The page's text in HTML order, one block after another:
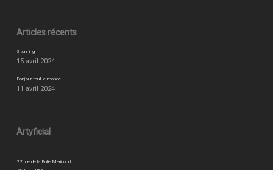
Articles récents
Stunning
15 avril 2024
Bonjour tout le monde !
11 avril 2024
Artyficial
22 rue de la Folie Méricourt